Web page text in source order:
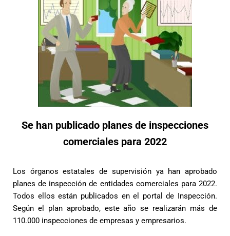
Se han publicado planes de inspecciones
comerciales para 2022
Los órganos estatales de supervisión ya han aprobado
planes de inspección de entidades comerciales para 2022.
Todos ellos están publicados en el portal de Inspección.
Según el plan aprobado, este año se realizarán más de
110.000 inspecciones de empresas y empresarios.